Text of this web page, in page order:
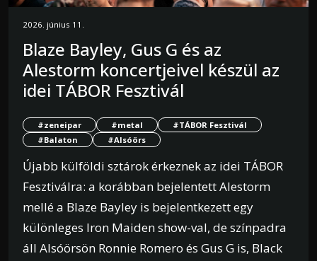
2026. június 11.
Blaze Bayley, Gus G és az
Alestorm koncertjeivel készül az
idei TÁBOR Fesztivál
#zeneipar #metal
#TÁBOR Fesztivál
#Balaton
#Alsóörs
Újabb külföldi sztárok érkeznek az idei TÁBOR
Fesztiválra: a korábban bejelentett Alestorm
mellé a Blaze Bayley is bejelentkezett egy
különleges Iron Maiden show-val, de színpadra
áll Alsóörsön Ronnie Romero és Gus G is, Black